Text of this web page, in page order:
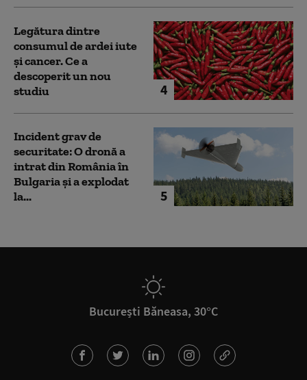
4
Legătura dintre
consumul de ardei iute
și cancer. Ce a
descoperit un nou
studiu
5
Incident grav de
securitate: O dronă a
intrat din România în
Bulgaria şi a explodat
la...
București Băneasa, 30°C